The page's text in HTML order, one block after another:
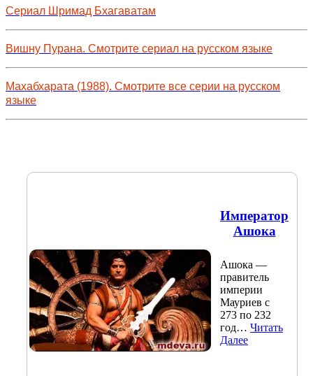
Сериал Шримад Бхагаватам
Вишну Пурана. Смотрите сериал на русском языке
Махабхарата (1988). Смотрите все серии на русском
языке
Император
Ашока
Ашока —
правитель
империи
Мауриев с
273 по 232
год… Читать
Далее